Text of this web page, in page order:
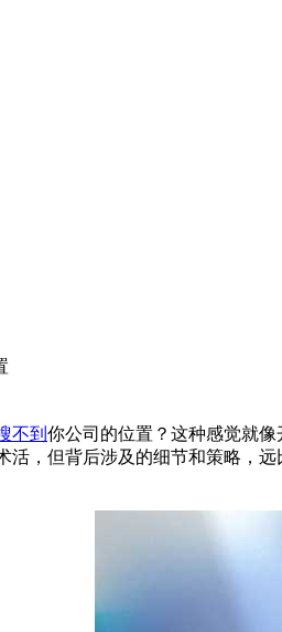
不到 你公司的位置？这种感觉就
，但背后涉及的细节和策略，